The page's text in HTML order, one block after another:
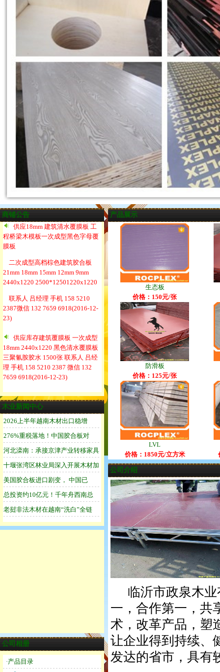
商铺公告
供应18mm 建筑清水覆膜板 工
程桥梁木模板一次成型黑色字母覆
膜板
二次成型高档棕色建筑胶合板
21mm 18mm 15mm 12mm 9mm
2440x1220 2500*12501220x1220
联系人 吕经理 手机 158 5210
2387微信 132 7659 6918(2016-12-
23)
供应库存建筑覆膜板 一次成型
18mm 2440x1220 黑色清水覆膜板
三聚氰胺胶水 1500张 联系人 吕经
理 手机 158 5210 2387 微信 132
7659 6918(2016-12-23)
木业新闻中心
公司相册
·产品目录
产品展示
生态板
价格：150元/张
防滑板
价格：125元/张
LVL
价格：1850元/立方米
公司介绍
临沂市政泉木业
一，合作第一，共
术，改革产品，塑
让企业得到持续、
发达的省市，具有